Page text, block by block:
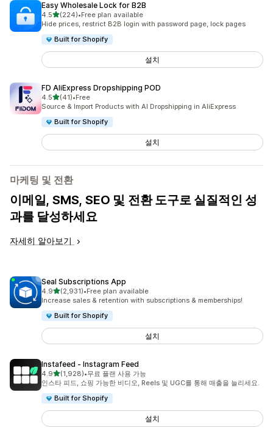
Easy Wholesale Lock for B2B
4.5별 5개 중
(224)
총 리뷰 224개
•Free plan available
Hide prices, restrict B2B login with password page, lock pages
Built for Shopify
설치
FD AliExpress Dropshipping POD
4.5별 5개 중
(41)
총 리뷰 41개
•Free
Source & Import Products with AI Dropshipping in AliExpress
Built for Shopify
설치
마케팅 및 전환
이메일, SMS, SEO 및 전환 도구로 실질적인 성
과를 달성하세요
자세히 알아보기
Seal Subscriptions App
4.9별 5개 중
(2,931)
총 리뷰 2931개
•Free plan available
Increase sales & retention with subscriptions & memberships!
Built for Shopify
설치
Instafeed ‑ Instagram Feed
4.9별 5개 중
(1,928)
총 리뷰 1928개
•무료 플랜 사용 가능
인스타 피드, 쇼핑 가능한 비디오, Reels 및 UGC를 통해 매출을 늘리세요.
Built for Shopify
설치